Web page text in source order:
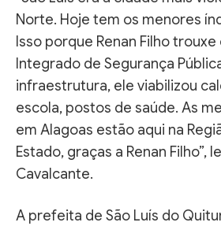
Norte. Hoje tem os menores
Isso porque Renan Filho trouxe
Integrado de Segurança
infraestrutura, ele viabilizou
escola, postos de saúde. As
em Alagoas estão aqui na
Estado, graças a Renan Filho”,
Cavalcante.
A prefeita de São Luís do